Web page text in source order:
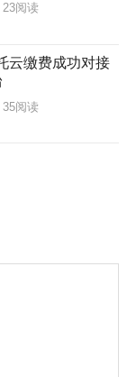
23阅读
云缴费成功对接
35阅读